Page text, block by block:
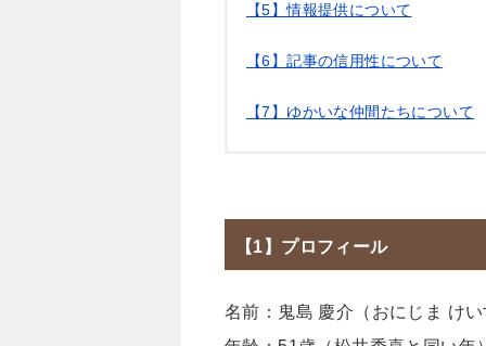
【5】情報提供について
【6】記事の信用性について
【7】ゆかいな仲間たちについて
【1】プロフィール
名前：鬼島 慶介（おにじま け